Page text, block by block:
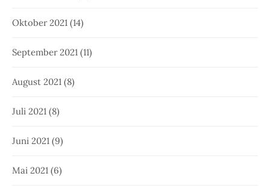
Oktober 2021 (14)
September 2021 (11)
August 2021 (8)
Juli 2021 (8)
Juni 2021 (9)
Mai 2021 (6)